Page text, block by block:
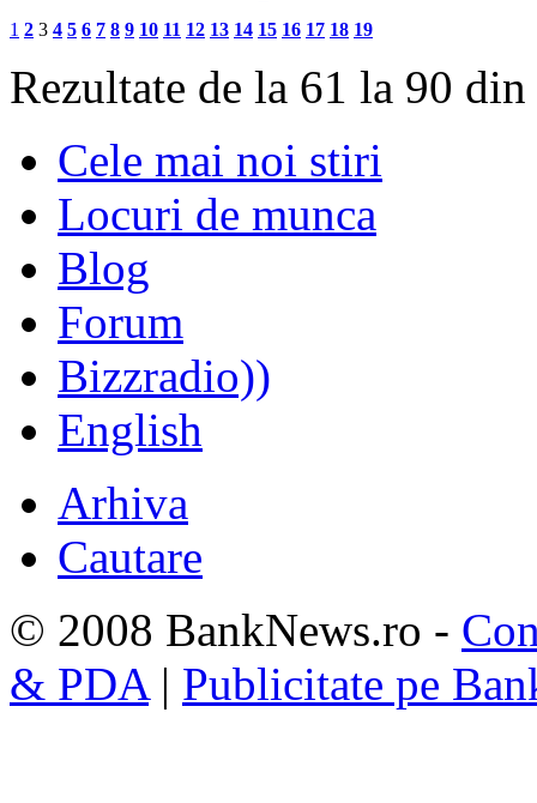
1 2 3 4 5 6 7 8 9 10 11 12 13 14 15 16 17 18 19
Rezultate de la 61 la 90
Cele mai noi stiri
Locuri de munca
Blog
Forum
Bizzradio))
English
Arhiva
Cautare
© 2008 BankNews.ro -
& PDA| Publicitate pe